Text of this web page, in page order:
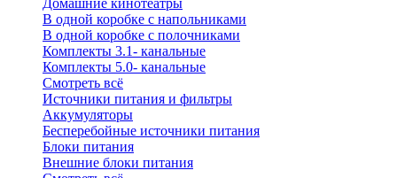
Домашние кинотеатры
В одной коробке с напольниками
В одной коробке с полочниками
Комплекты 3.1- канальные
Комплекты 5.0- канальные
Смотреть всё
Источники питания и фильтры
Аккумуляторы
Бесперебойные источники питания
Блоки питания
Внешние блоки питания